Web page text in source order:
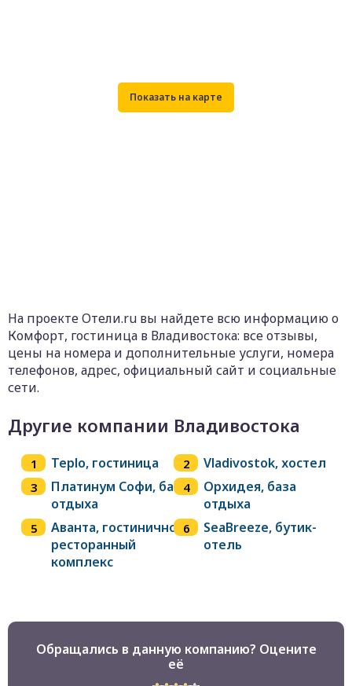
На проекте Отели.ru вы найдете всю информацию о
Комфорт, гостиница в Владивостока: все отзывы,
цены на номера и дополнительные услуги, номера
телефонов, адрес, официальный сайт и социальные
сети.
Другие компании Владивостока
Teplo, гостиница
Vladivostok, хостел
Платинум Софи, база
отдыха
Орхидея, база
отдыха
Аванта, гостинично-
ресторанный
комплекс
SeaBreeze, бутик-
отель
Обращались в данную компанию? Оцените
её